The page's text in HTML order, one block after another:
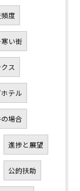
度
い街
ス
ホテル
場合
進捗と展望
公的扶助